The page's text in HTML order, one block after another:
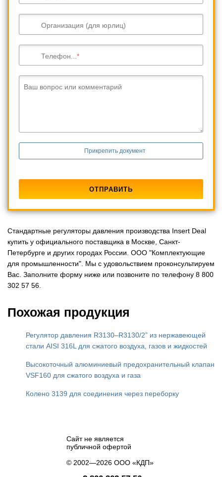
Организация (для юрлиц)
Телефон...
Ваш вопрос или комментарий
Прикрепить документ
Стандартные регуляторы давления производства Insert Deal
купить у официального поставщика в Москве, Санкт-
Петербурге и других городах России. ООО "Комплектующие
для промышленности". Мы с удовольствием проконсультируем
Вас. Заполните форму ниже или позвоните по телефону 8 800
302 57 56.
Похожая продукция
Регулятор давления R3130–R3130/2” из нержавеющей
стали AISI 316L для сжатого воздуха, газов и жидкостей
Высокоточный алюминиевый предохранительный клапан
VSF160 для сжатого воздуха и газа
Колено 3139 для соединения через переборку
Сайт не является
публичной офертой
© 2002—2026 ООО «КДП»